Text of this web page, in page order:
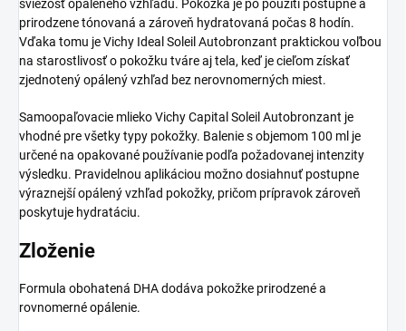
sviežosť opáleného vzhľadu. Pokožka je po použití postupne a
prirodzene tónovaná a zároveň hydratovaná počas 8 hodín.
Vďaka tomu je Vichy Ideal Soleil Autobronzant praktickou voľbou
na starostlivosť o pokožku tváre aj tela, keď je cieľom získať
zjednotený opálený vzhľad bez nerovnomerných miest.
Samoopaľovacie mlieko Vichy Capital Soleil Autobronzant je
vhodné pre všetky typy pokožky. Balenie s objemom 100 ml je
určené na opakované používanie podľa požadovanej intenzity
výsledku. Pravidelnou aplikáciou možno dosiahnuť postupne
výraznejší opálený vzhľad pokožky, pričom prípravok zároveň
poskytuje hydratáciu.
Zloženie
Formula obohatená DHA dodáva pokožke prirodzené a
rovnomerné opálenie.